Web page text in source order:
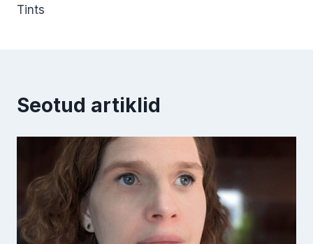
Tints
Seotud artiklid